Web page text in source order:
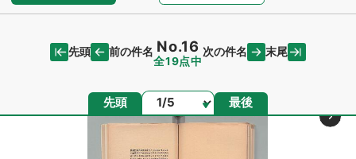
先頭 前の件名 No.16
全19点中
次の件名 末尾
先頭 ページ 最後